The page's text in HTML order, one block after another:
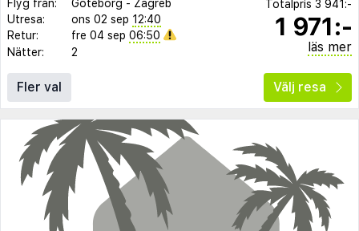
Flyg från: Göteborg - Zagreb
Utresa:
ons 02 sep 12:40
Retur:
fre 04 sep 06:50
Nätter:
2
Totalpris 3 941:-
1 971:-
läs mer
Fler val Välj resa